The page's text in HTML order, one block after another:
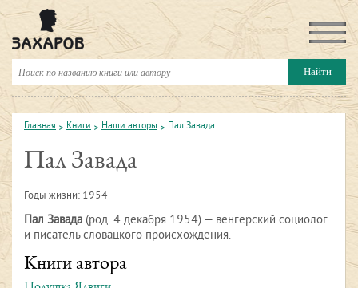
Главная Книги Наши авторы Пал Завада
Пал Завада
Годы жизни: 1954
Пал Завада (род. 4 декабря 1954) — венгерский социолог
и писатель словацкого происхождения.
Книги автора